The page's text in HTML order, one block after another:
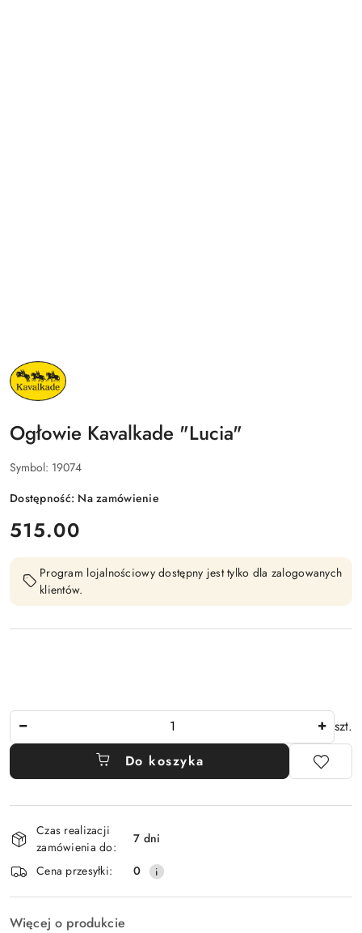
NAZWA
PRODUCENTA:
KAVALKADE
Ogłowie Kavalkade "Lucia"
Symbol: 19074
Dostępność: Na zamówienie
cena:
515.00
Program lojalnościowy dostępny jest tylko dla zalogowanych
klientów.
szt.
Do koszyka
Dostępność
i
dostawa
Czas realizacji
zamówienia do:
7 dni
Cena przesyłki:
0
Więcej o produkcie